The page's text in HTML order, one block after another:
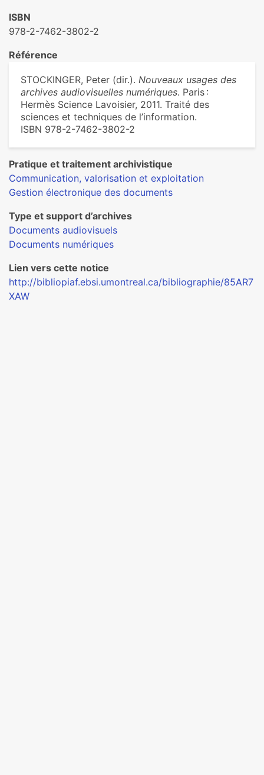
ISBN
978-2-7462-3802-2
Référence
STOCKINGER, Peter (dir.). Nouveaux usages des
archives audiovisuelles numériques. Paris :
Hermès Science Lavoisier, 2011. Traité des
sciences et techniques de l’information.
ISBN 978-2-7462-3802-2
Pratique et traitement archivistique
Communication, valorisation et exploitation
Gestion électronique des documents
Type et support d’archives
Documents audiovisuels
Documents numériques
Lien vers cette notice
http://bibliopiaf.ebsi.umontreal.ca/bibliographie/85AR7
XAW